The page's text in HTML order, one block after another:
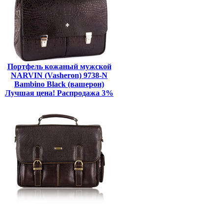
Портфель кожаный мужской
NARVIN (Vasheron) 9738-N
Bambino Black (вашерон)
Лучшая цена! Распродажа 3%